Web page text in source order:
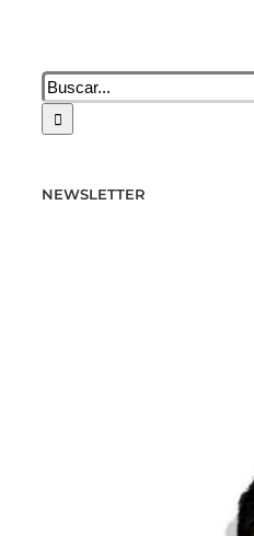
Buscar:
NEWSLETTER